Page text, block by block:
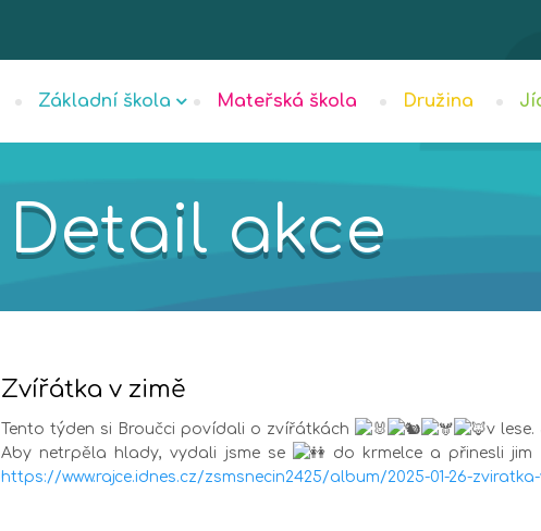
Základní škola Mateřská škola Družina
Detail akce
Zvířátka v zimě
Tento týden si Broučci povídali o zvířátkách v lese.
Aby netrpěla hlady, vydali jsme se
do krmelce a přinesli jim
https://www.rajce.idnes.cz/zsmsnecin2425/album/2025-01-26-